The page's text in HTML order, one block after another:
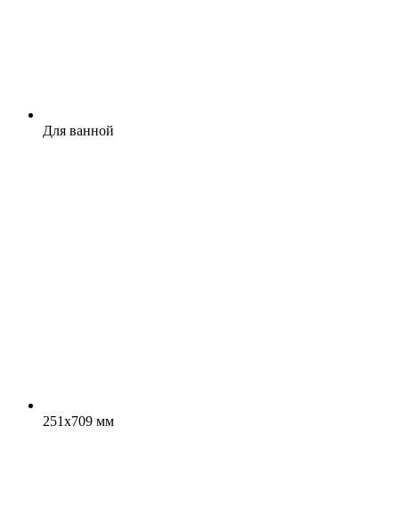
Для ванной
251x709 мм